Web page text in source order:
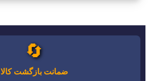
🔄
ضمانت بازگشت کالا